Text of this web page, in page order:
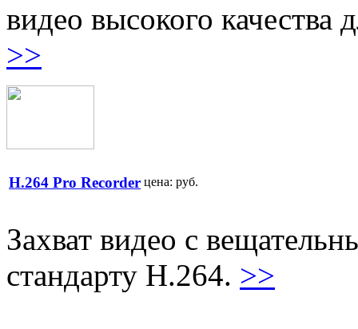
видео высокого качества
>>
H.264 Pro Recorder цена: руб.
Захват видео с
стандарту H.264. >>